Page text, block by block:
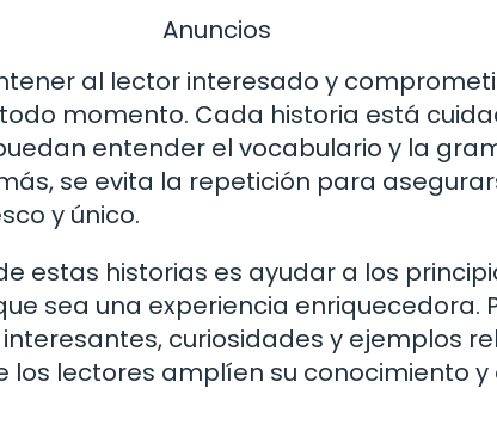
Anuncios
al lector interesado y
momento. Cada historia está
entender el vocabulario y la
se evita la repetición para
y único.
estas historias es ayudar a los
sea una experiencia enriquecedora.
curiosidades y ejemplos
los lectores amplíen su conocimiento